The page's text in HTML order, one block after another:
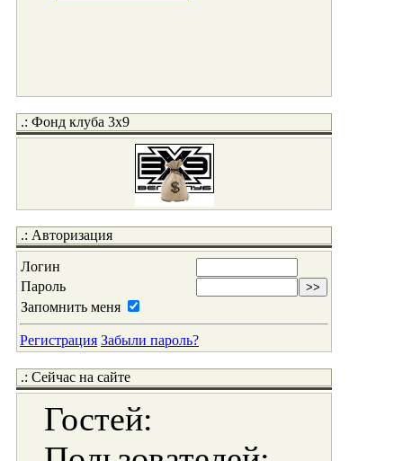
.: Фонд клуба 3x9
.: Авторизация
Логин
Пароль
Запомнить меня
Регистрация Забыли пароль?
.: Сейчас на сайте
Гостей: